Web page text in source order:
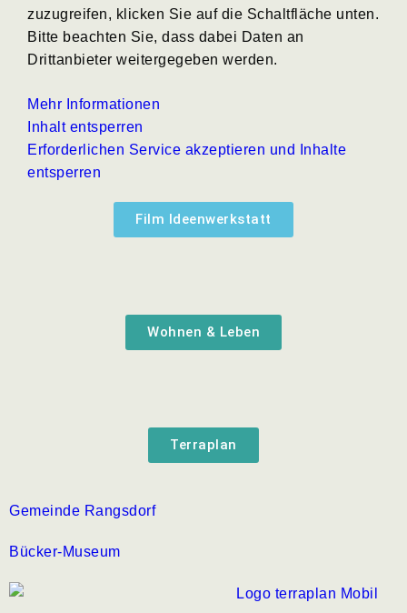
zuzugreifen, klicken Sie auf die Schaltfläche unten.
Bitte beachten Sie, dass dabei Daten an
Drittanbieter weitergegeben werden.
Mehr Informationen
Inhalt entsperren
Erforderlichen Service akzeptieren und Inhalte
entsperren
Film Ideenwerkstatt
Wohnen & Leben
Terraplan
Gemeinde Rangsdorf
Bücker-Museum